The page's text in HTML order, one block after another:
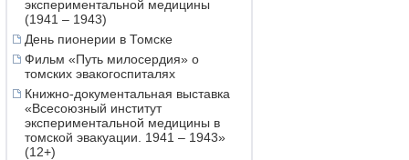
экспериментальной медицины
(1941 – 1943)
День пионерии в Томске
Фильм «Путь милосердия» о
томских эвакогоспиталях
Книжно-документальная выставка
«Всесоюзный институт
экспериментальной медицины в
томской эвакуации. 1941 – 1943»
(12+)